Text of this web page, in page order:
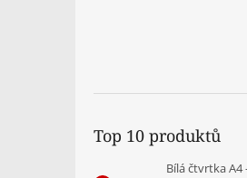
Top 10 produktů
Bílá čtvrtka A4